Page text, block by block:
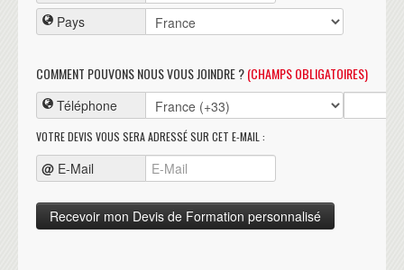
Pays
COMMENT POUVONS NOUS VOUS JOINDRE ?(CHAMPS OBLIGATOIRES)
Téléphone
VOTRE DEVIS VOUS SERA ADRESSÉ SUR CET E-MAIL :
@ E-Mail